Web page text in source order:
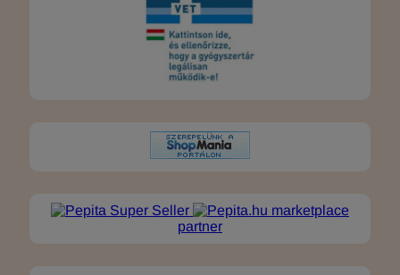
marketplace
partner